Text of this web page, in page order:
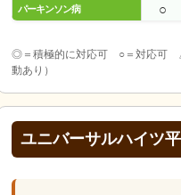
パーキンソン病 ○
◎＝積極的に対応可 ○＝対応可
動あり）
ユニバーサルハイツ